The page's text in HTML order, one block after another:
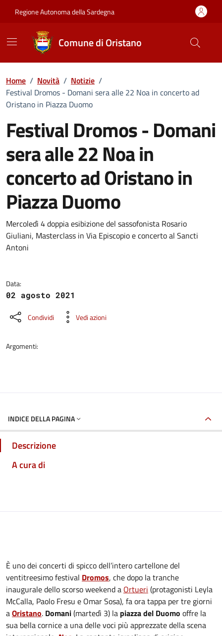
Regione Autonoma della Sardegna
Comune di Oristano
Home / Novità / Notizie /
Festival Dromos - Domani sera alle 22 Noa in concerto ad
Oristano in Piazza Duomo
Festival Dromos - Domani
sera alle 22 Noa in
concerto ad Oristano in
Piazza Duomo
Dettagli della notizia
Mercoledì 4 doppia esibizione del sassofonista Rosario
Giuliani, Masterclass in Via Episcopio e concerto al Sancti
Antoni
Data:
02 agosto 2021
Condividi Vedi azioni
Argomenti:
INDICE DELLA PAGINA
Descrizione
A cura di
È uno dei concerti di spicco dell’intero cartellone del
ventitreesimo festival Dromos, che dopo la tranche
inaugurale dello scorso weekend a Ortueri (protagonisti Leyla
McCalla, Paolo Fresu e Omar Sosa), fa ora tappa per tre giorni
aOristano. Domani(martedì 3) la piazza del Duomo offre la
sua bella cornice a una delle voci più apprezzate della scena